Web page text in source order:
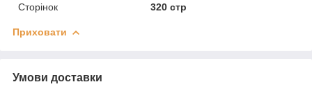
Сторінок
320 стр
Приховати
Умови доставки